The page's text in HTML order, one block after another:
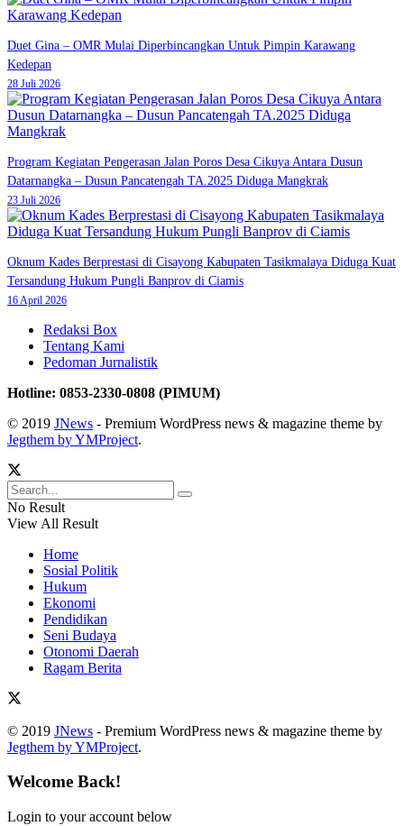
Duet Gina – OMR Mulai Diperbincangkan Untuk Pimpin Karawang
Kedepan
28 Juli 2026
Program Kegiatan Pengerasan Jalan Poros Desa Cikuya Antara Dusun
Datarnangka – Dusun Pancatengah TA.2025 Diduga Mangkrak
23 Juli 2026
Oknum Kades Berprestasi di Cisayong Kabupaten Tasikmalaya Diduga Kuat
Tersandung Hukum Pungli Banprov di Ciamis
16 April 2026
Redaksi Box
Tentang Kami
Pedoman Jurnalistik
Hotline: 0853-2330-0808 (PIMUM)
© 2019 JNews - Premium WordPress news & magazine theme by
Jegthem by YMProject.
No Result
View All Result
Home
Sosial Politik
Hukum
Ekonomi
Pendidikan
Seni Budaya
Otonomi Daerah
Ragam Berita
© 2019 JNews - Premium WordPress news & magazine theme by
Jegthem by YMProject.
Welcome Back!
Login to your account below